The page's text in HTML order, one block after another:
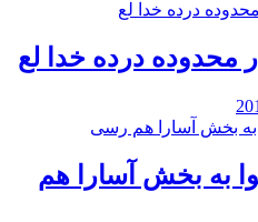
محدوده درده خدا لع
به بخش آسارا هم